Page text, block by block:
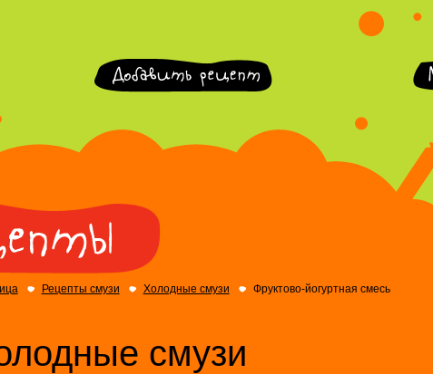
Рецепты смузи Холодные смузи Фруктово-йогуртная смесь
смузи